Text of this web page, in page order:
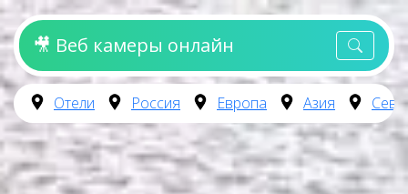
🎥 Веб камеры онлайн
Отели Россия Европа Азия